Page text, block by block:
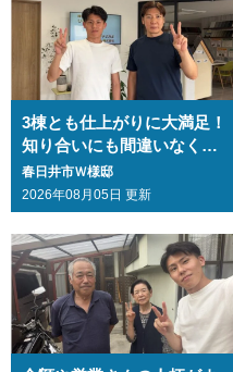
3棟とも仕上がりに大満足！
知り合いにも間違いなくお
勧めします・・・
春日井市Ｗ様邸
2026年08月05日 更新